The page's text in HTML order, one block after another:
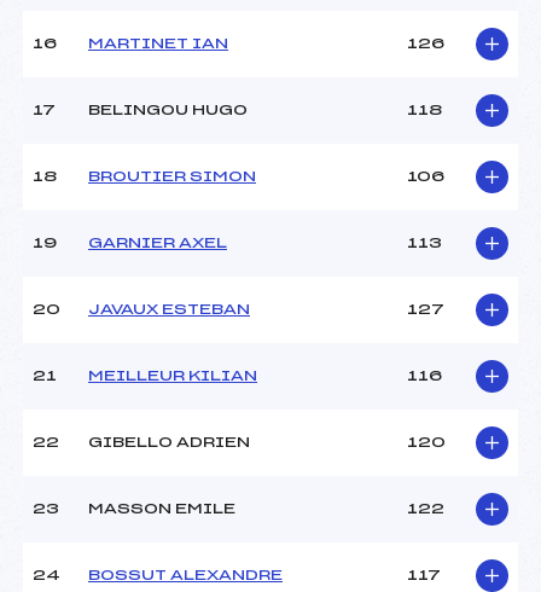
16 MARTINET IAN 126
17 BELINGOU HUGO 118
18 BROUTIER SIMON 106
19 GARNIER AXEL 113
20 JAVAUX ESTEBAN 127
21 MEILLEUR KILIAN 116
22 GIBELLO ADRIEN 120
23 MASSON EMILE 122
24 BOSSUT ALEXANDRE 117